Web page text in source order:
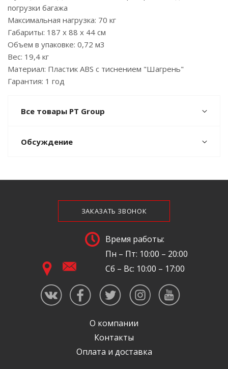
погрузки багажа
Максимальная нагрузка: 70 кг
Габариты: 187 х 88 х 44 см
Объем в упаковке: 0,72 м3
Вес: 19,4 кг
Материал: Пластик ABS с тиснением "Шагрень"
Гарантия: 1 год
Все товары PT Group
Обсуждение
ЗАКАЗАТЬ ЗВОНОК
Время работы:
Пн – Пт: 10:00 – 20:00
Сб – Вс: 10:00 – 17:00
О компании
Контакты
Оплата и доставка